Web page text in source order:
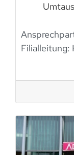
Filialleitung: